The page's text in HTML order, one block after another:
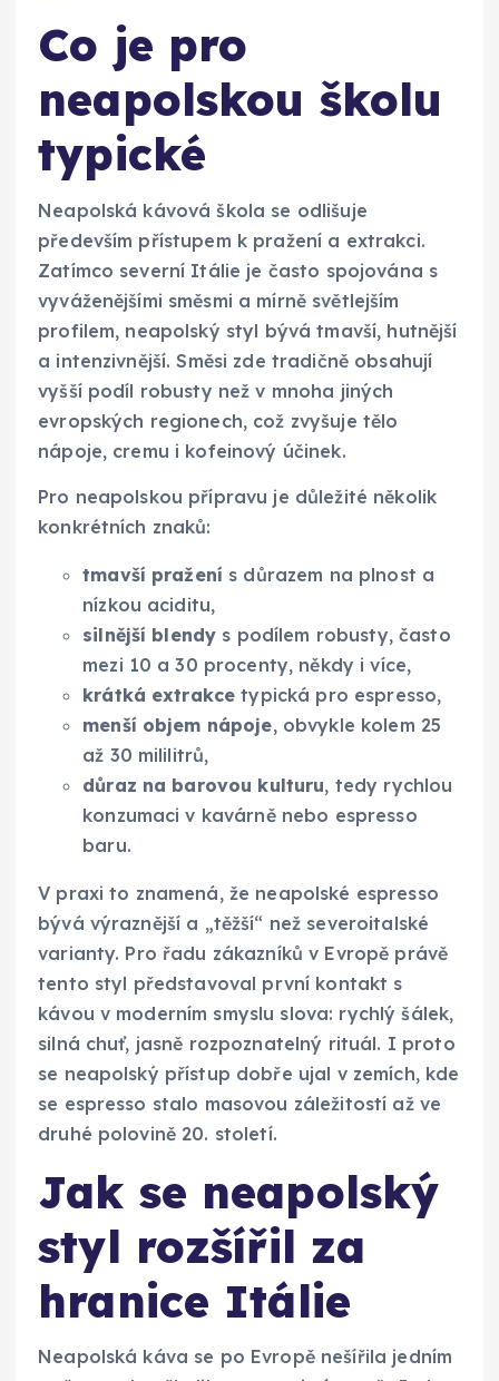
Co je pro
neapolskou školu
typické
Neapolská kávová škola se odlišuje
především přístupem k pražení a extrakci.
Zatímco severní Itálie je často spojována s
vyváženějšími směsmi a mírně světlejším
profilem, neapolský styl bývá tmavší, hutnější
a intenzivnější. Směsi zde tradičně obsahují
vyšší podíl robusty než v mnoha jiných
evropských regionech, což zvyšuje tělo
nápoje, cremu i kofeinový účinek.
Pro neapolskou přípravu je důležité několik
konkrétních znaků:
tmavší pražení s důrazem na plnost a
nízkou aciditu,
silnější blendy s podílem robusty, často
mezi 10 a 30 procenty, někdy i více,
krátká extrakce typická pro espresso,
menší objem nápoje, obvykle kolem 25
až 30 mililitrů,
důraz na barovou kulturu, tedy rychlou
konzumaci v kavárně nebo espresso
baru.
V praxi to znamená, že neapolské espresso
bývá výraznější a „těžší“ než severoitalské
varianty. Pro řadu zákazníků v Evropě právě
tento styl představoval první kontakt s
kávou v moderním smyslu slova: rychlý šálek,
silná chuť, jasně rozpoznatelný rituál. I proto
se neapolský přístup dobře ujal v zemích, kde
se espresso stalo masovou záležitostí až ve
druhé polovině 20. století.
Jak se neapolský
styl rozšířil za
hranice Itálie
Neapolská káva se po Evropě nešířila jedním